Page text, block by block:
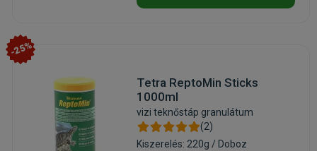
-25%
Tetra ReptoMin Sticks
1000ml
vizi teknőstáp granulátum
(2)
Kiszerelés: 220g / Doboz